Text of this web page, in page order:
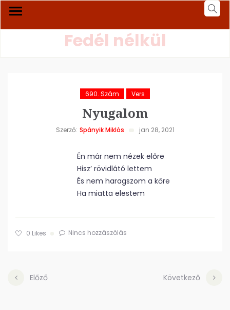
Fedél nélkül
690. Szám Vers
Nyugalom
Szerző: Spányik Miklós jan 28, 2021
Én már nem nézek előre
Hisz’ rövidlátó lettem
És nem haragszom a kőre
Ha miatta elestem
0 Likes Nincs hozzászólás
Előző Következő